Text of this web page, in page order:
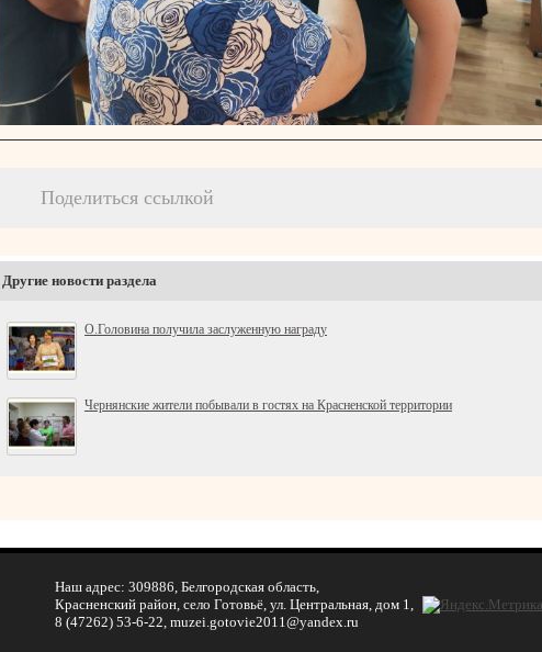
Поделиться ссылкой
Другие новости раздела
О.Головина получила заслуженную награду
Чернянские жители побывали в гостях на Красненской территории
Наш адрес: 309886, Белгородская область,
Красненский район, село Готовьё, ул. Центральная, дом 1,
8 (47262) 53-6-22, muzei.gotovie2011@yandex.ru